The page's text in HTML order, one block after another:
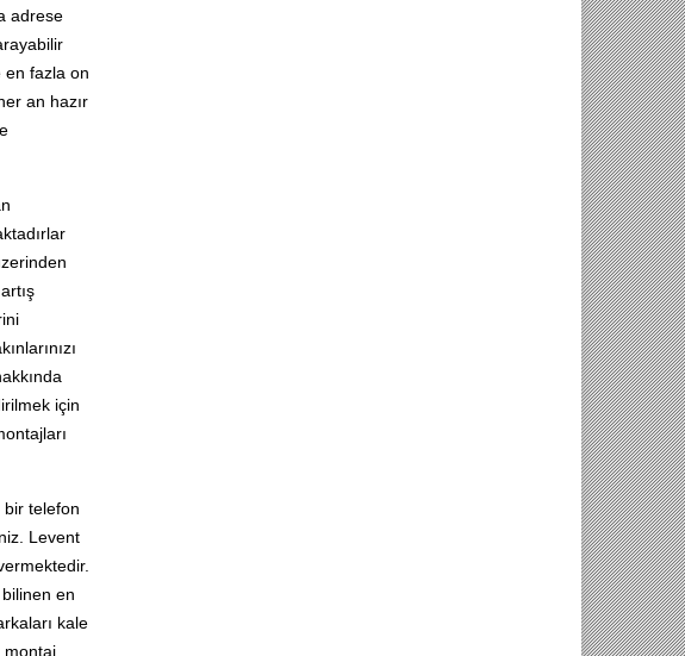
adrese
en fazla on
an hazır
için
bir telefon
Levent
en
kale
montaj